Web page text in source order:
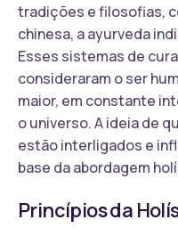
tradições e filosofias,
chinesa, a ayurveda
Esses sistemas de
consideraram o ser
maior, em constante
o universo. A ideia de
estão interligados e
base da abordagem
Princípios da